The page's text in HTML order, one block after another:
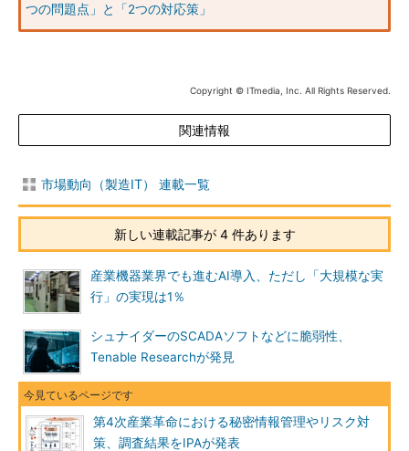
つの問題点」と「2つの対応策」
Copyright © ITmedia, Inc. All Rights Reserved.
関連情報
市場動向（製造IT） 連載一覧
新しい連載記事が 4 件あります
産業機器業界でも進むAI導入、ただし「大規模な実
行」の実現は1％
シュナイダーのSCADAソフトなどに脆弱性、
Tenable Researchが発見
第4次産業革命における秘密情報管理やリスク対
策、調査結果をIPAが発表